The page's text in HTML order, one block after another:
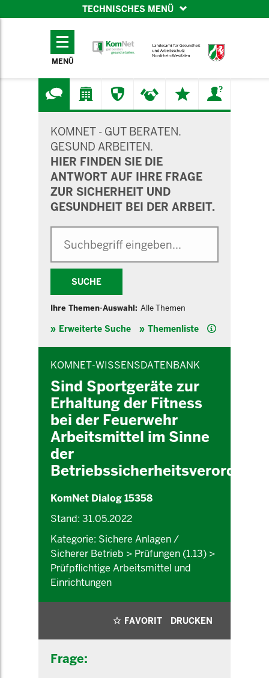
TECHNISCHES MENÜ
TECHNISCHES
MENÜ
KOMNET - GUT BERATEN.
GESUND ARBEITEN.
HIER FINDEN SIE DIE
ANTWORT AUF IHRE FRAGE
ZUR SICHERHEIT UND
GESUNDHEIT BEI DER ARBEIT.
SUCHE
Ihre Themen-Auswahl: Alle Themen
Erweiterte Suche Themenliste Hilfe
KOMNET-WISSENSDATENBANK
Sind Sportgeräte zur
Erhaltung der Fitness
bei der Feuerwehr
Arbeitsmittel im Sinne
der
KomNet Dialog 15358
Stand: 31.05.2022
Kategorie: Sichere Anlagen /
Sicherer Betrieb > Prüfungen (1.13) >
Prüfpflichtige Arbeitsmittel und
Einrichtungen
FAVORIT DRUCKEN
Frage: